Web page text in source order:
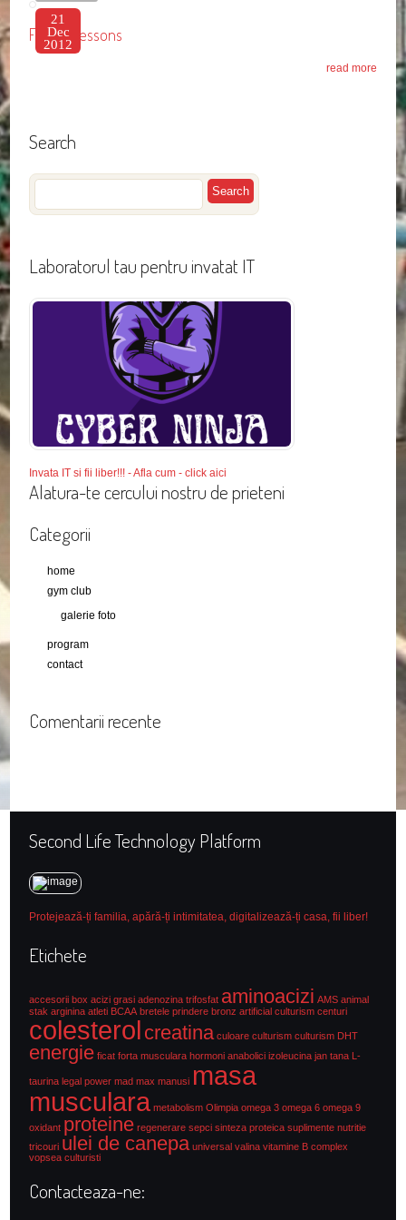
21
Dec
2012
lessons
Fitness lessons
read more
Search
Laboratorul tau pentru invatat IT
Invata IT si fii liber!!! - Afla cum - click aici
Alatura-te cercului nostru de prieteni
Categorii
home
gym club
galerie foto
program
contact
Comentarii recente
Second Life Technology Platform
Protejează-ți familia, apără-ți intimitatea, digitalizează-ți casa, fii liber!
Etichete
accesorii box acizi grasi adenozina trifosfat aminoacizi AMS animal
stak arginina atleti BCAA bretele prindere bronz artificial culturism centuri
colesterol creatina culoare culturism culturism DHT
energie ficat forta musculara hormoni anabolici izoleucina jan tana L-
taurina legal power mad max manusi masa
musculara metabolism Olimpia omega 3 omega 6 omega 9
oxidant proteine regenerare sepci sinteza proteica suplimente nutritie
tricouri ulei de canepa universal valina vitamine B complex
vopsea culturisti
Contacteaza-ne: